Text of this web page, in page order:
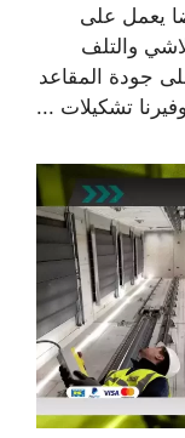
يعمل على
والتلف
جودة المقاعد
تشكيلات ...